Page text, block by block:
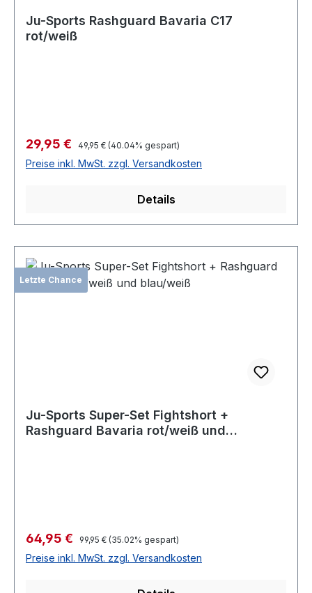
Ju-Sports Rashguard Bavaria C17
rot/weiß
Verkaufspreis:
29,95 € Regulärer Preis:
49,95 € (40.04% gespart)
Preise inkl. MwSt. zzgl. Versandkosten
Details
Letzte Chance
Ju-Sports Super-Set Fightshort +
Rashguard Bavaria rot/weiß und
Verkaufspreis:
64,95 € Regulärer Preis:
99,95 € (35.02% gespart)
Preise inkl. MwSt. zzgl. Versandkosten